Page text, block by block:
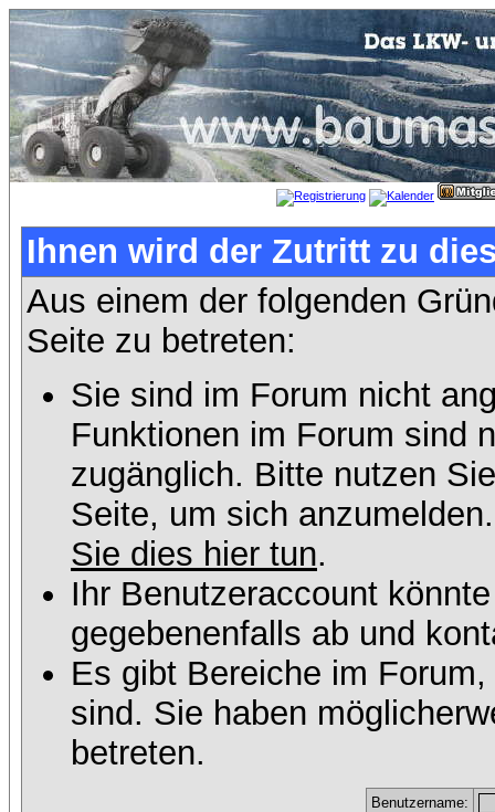
Ihnen wird der Zutritt zu
Aus einem der folgenden
Seite zu betreten:
Sie sind im Forum nicht
Funktionen im Forum sind
zugänglich. Bitte nutzen
Seite, um sich
Sie dies hier tun.
Ihr Benutzeraccount
gegebenenfalls ab und
Es gibt Bereiche im
sind. Sie haben
betreten.
Benutzername: